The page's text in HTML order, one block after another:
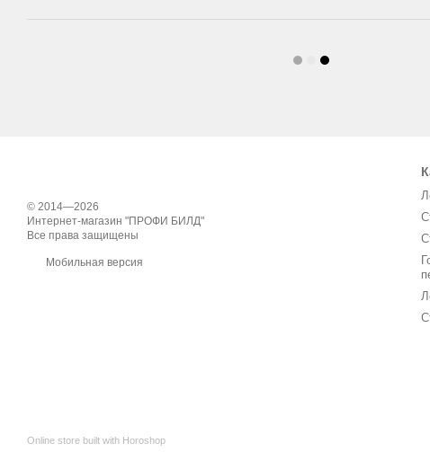
© 2014—2026
Интернет-магазин "ПРОФИ БИЛД"
Все права защищены
Мобильная версия
Online store built with Horoshop